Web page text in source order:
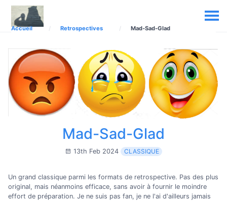
Accueil Retrospectives Mad-Sad-Glad
Mad-Sad-Glad
13th Feb 2024 CLASSIQUE
Un grand classique parmi les formats de retrospective. Pas des plus
original, mais néanmoins efficace, sans avoir à fournir le moindre
effort de préparation. Je ne suis pas fan, je ne l'ai d'ailleurs jamais